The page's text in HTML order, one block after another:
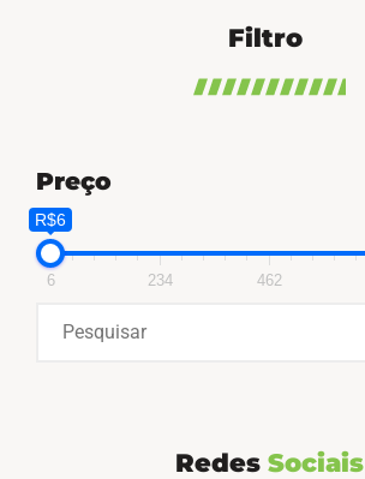
Filtro
Preço
R$6
6 234 462
Redes Sociais